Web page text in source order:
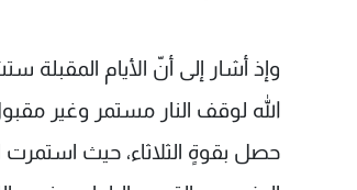
وإذ أشار إلى أنّ الأيام المقبلة
الله لوقف النار مستمر وغير
حصل بقوةٍ الثلاثاء، حيث